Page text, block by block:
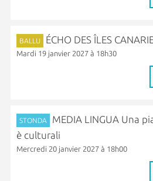
BALLU ÉCHO DES ÎLES
Mardi 19 janvier 2027 à 18h30
STONDA
MEDIA LINGUA Una
è culturali
Mercredi 20 janvier 2027 à 18h00